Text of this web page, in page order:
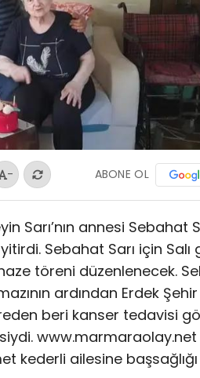
- ABONE OL
Sarı’nın annesi Sebahat
Sebahat Sarı için Salı
töreni düzenlenecek.
ardından Erdek Şehir
beri kanser tedavisi
www.marmaraolay.net
kederli ailesine